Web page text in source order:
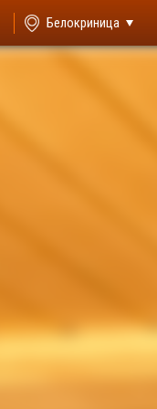
Белокриница